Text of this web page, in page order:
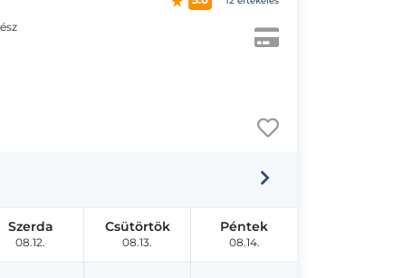
Szerda
08.12.
Csütörtök
08.13.
Péntek
08.14.